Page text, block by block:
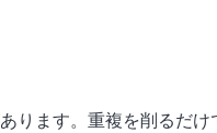
ります。重複を削るだけ